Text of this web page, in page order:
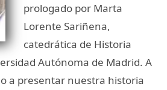
prologado por Marta
Lorente Sariñena,
catedrática de Historia
Autónoma de Madrid. A
a presentar nuestra historia